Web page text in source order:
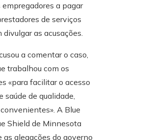
a pagar
de serviços
divulgar as acusações.
a comentar o caso,
trabalhou com os
«para facilitar o acesso
saúde de qualidade,
A Blue
Shield de Minnesota
as alegações do governo